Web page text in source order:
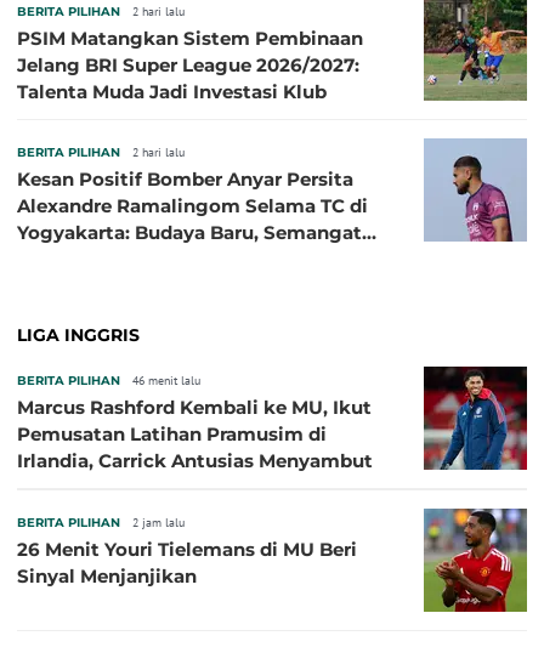
BERITA PILIHAN 2 hari lalu
PSIM Matangkan Sistem Pembinaan
Jelang BRI Super League 2026/2027:
Talenta Muda Jadi Investasi Klub
BERITA PILIHAN 2 hari lalu
Kesan Positif Bomber Anyar Persita
Alexandre Ramalingom Selama TC di
Yogyakarta: Budaya Baru, Semangat
LIGA INGGRIS
BERITA PILIHAN 46 menit lalu
Marcus Rashford Kembali ke MU, Ikut
Pemusatan Latihan Pramusim di
Irlandia, Carrick Antusias Menyambut
BERITA PILIHAN 2 jam lalu
26 Menit Youri Tielemans di MU Beri
Sinyal Menjanjikan